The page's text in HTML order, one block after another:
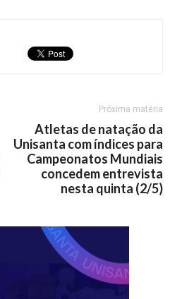
Próxima matéria
Atletas de natação da
Unisanta com índices para
Campeonatos Mundiais
concedem entrevista
nesta quinta (2/5)